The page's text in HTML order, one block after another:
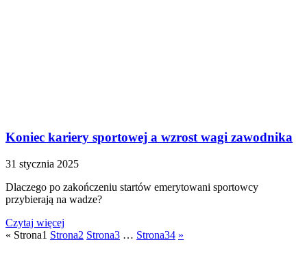
Koniec kariery sportowej a wzrost wagi zawodnika
31 stycznia 2025
Dlaczego po zakończeniu startów emerytowani sportowcy
przybierają na wadze?
Czytaj więcej
« Strona1 Strona2 Strona3 … Strona34 »